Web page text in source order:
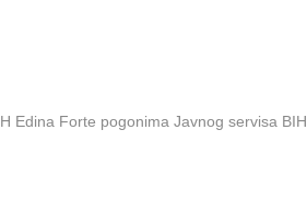
Edina Forte pogonima Javnog servisa BIH